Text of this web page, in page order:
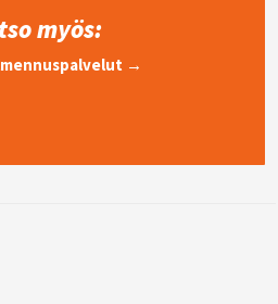
myös:
→